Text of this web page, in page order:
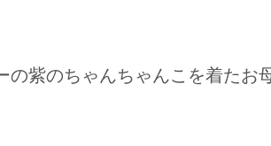
の紫のちゃんちゃんこを着たお